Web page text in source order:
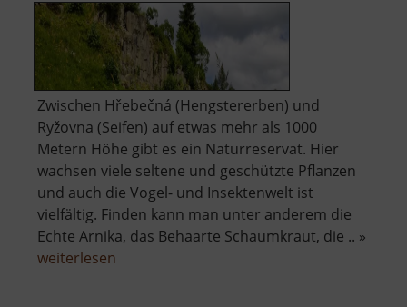
Zwischen Hřebečná (Hengstererben) und
Ryžovna (Seifen) auf etwas mehr als 1000
Metern Höhe gibt es ein Naturreservat. Hier
wachsen viele seltene und geschützte Pflanzen
und auch die Vogel- und Insektenwelt ist
vielfältig. Finden kann man unter anderem die
Echte Arnika, das Behaarte Schaumkraut, die .. »
weiterlesen